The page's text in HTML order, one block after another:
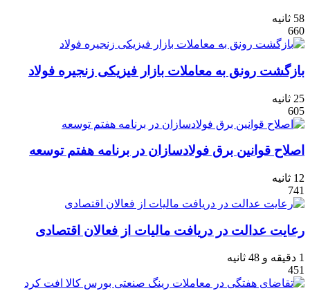
58 ثانیه
660
بازگشت رونق به معاملات بازار فیزیکی زنجیره فولاد
25 ثانیه
605
اصلاح قوانین برق فولادسازان در برنامه هفتم توسعه
12 ثانیه
741
رعایت عدالت در دریافت مالیات از فعالان اقتصادی
1 دقیقه و 48 ثانیه
451